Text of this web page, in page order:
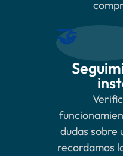
🤝
dudas sobre
recordamos